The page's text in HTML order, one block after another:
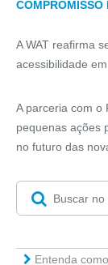
COMPROMISSO
A WAT reafirma
acessibilidade
A parceria com o
pequenas ações
no futuro das
Entenda